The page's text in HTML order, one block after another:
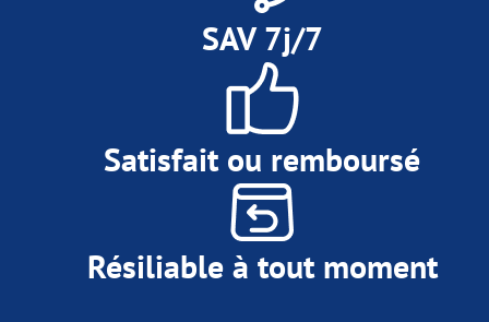
SAV 7j/7
Satisfait ou remboursé
Résiliable à tout moment